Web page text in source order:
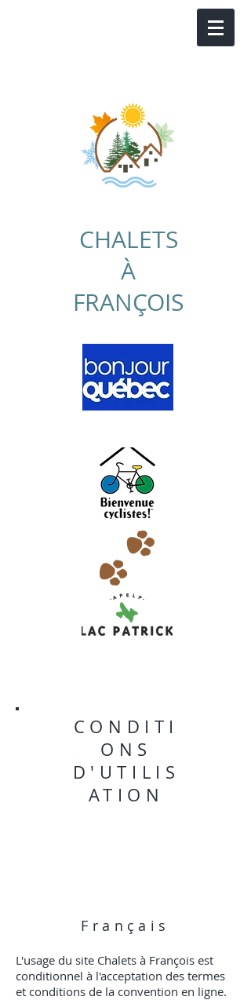
CHALETS
À
FRANÇOIS
CONDITI
ONS
D'UTILIS
ATION
Français
L'usage du site Chalets à François est
conditionnel à l'acceptation des termes
et conditions de la convention en ligne.